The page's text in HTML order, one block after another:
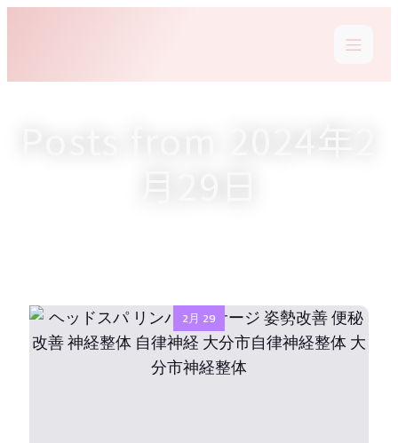
2月 29